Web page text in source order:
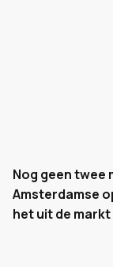
Nog geen twee
Amsterdamse
het uit de markt